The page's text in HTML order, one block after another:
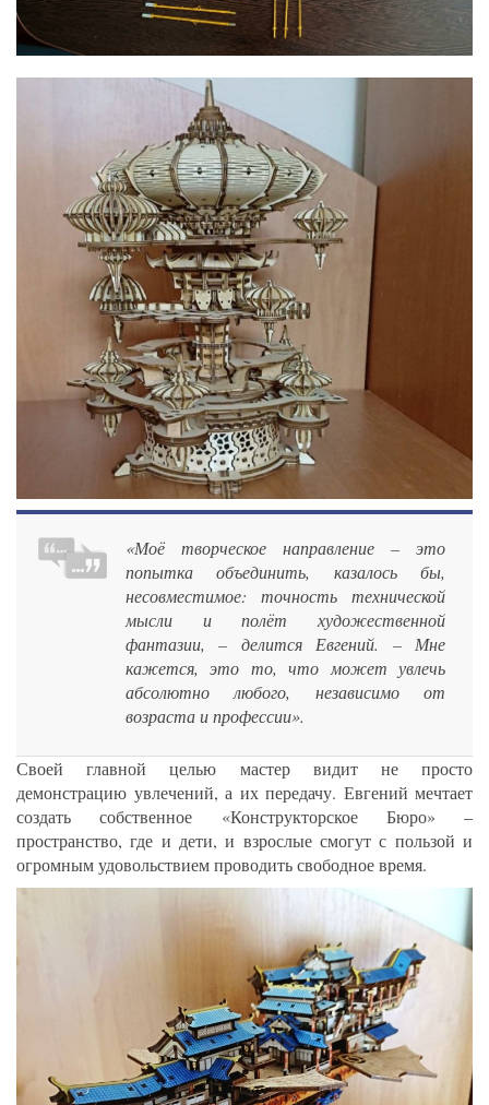
«Моё творческое направление – это
попытка объединить, казалось бы,
несовместимое: точность технической
мысли и полёт художественной
фантазии, – делится Евгений. – Мне
кажется, это то, что может увлечь
абсолютно любого, независимо от
возраста и профессии».
Своей главной целью мастер видит не просто
демонстрацию увлечений, а их передачу. Евгений мечтает
создать собственное «Конструкторское Бюро» –
пространство, где и дети, и взрослые смогут с пользой и
огромным удовольствием проводить свободное время.